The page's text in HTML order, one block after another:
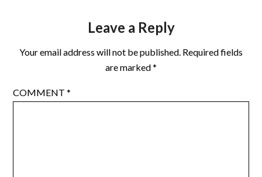
Leave a Reply
Your email address will not be published. Required fields
are marked*
COMMENT*